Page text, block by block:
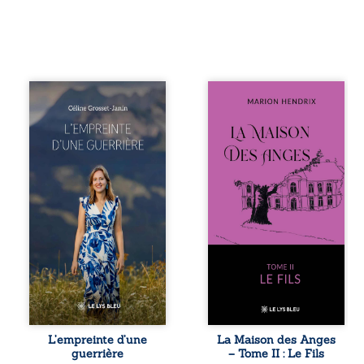
Que reste-t-il de
l’enfance lorsque
la maladie impose
ses propres règles
? L’empreinte
d’une guerrière
livre, sans détour,
le récit d’un
quotidien
bouleversé par la
maladie
chronique,
l’errance médicale
et de longues
hospitalisations.
L’auteure y
raconte ce que les
dossiers médicaux
taisent : la peur,
l’isolement,
L’empreinte d’une
guerrière
Nous sommes en
après le décès du
patriarche
Anatole-Eustache.
La famille devra
affronter non
seulement un
inconnu qui rôde
autour du
domaine et dont
Firmin, le fidèle
majordome,
redoute les visites,
encombrant
Eustache, la
malédiction
familiale, mais
La Maison des Anges
– Tome II : Le Fils